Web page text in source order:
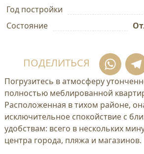
Год постройки
Состояние
ПОДЕЛИТЬСЯ
Погрузитесь в атмосферу
полностью меблированной
Расположенная в тихом районе,
исключительное спокойствие с
удобствам: всего в нескольких
центра города, пляжа и магазинов.